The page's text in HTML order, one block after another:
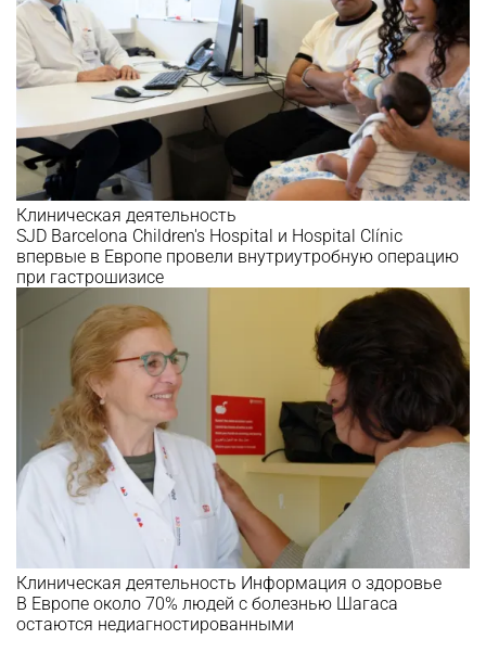
Клиническая деятельность
SJD Barcelona Children's Hospital и Hospital Clínic
впервые в Европе провели внутриутробную операцию
при гастрошизисе
Клиническая деятельность Информация о здоровье
В Европе около 70% людей с болезнью Шагаса
остаются недиагностированными